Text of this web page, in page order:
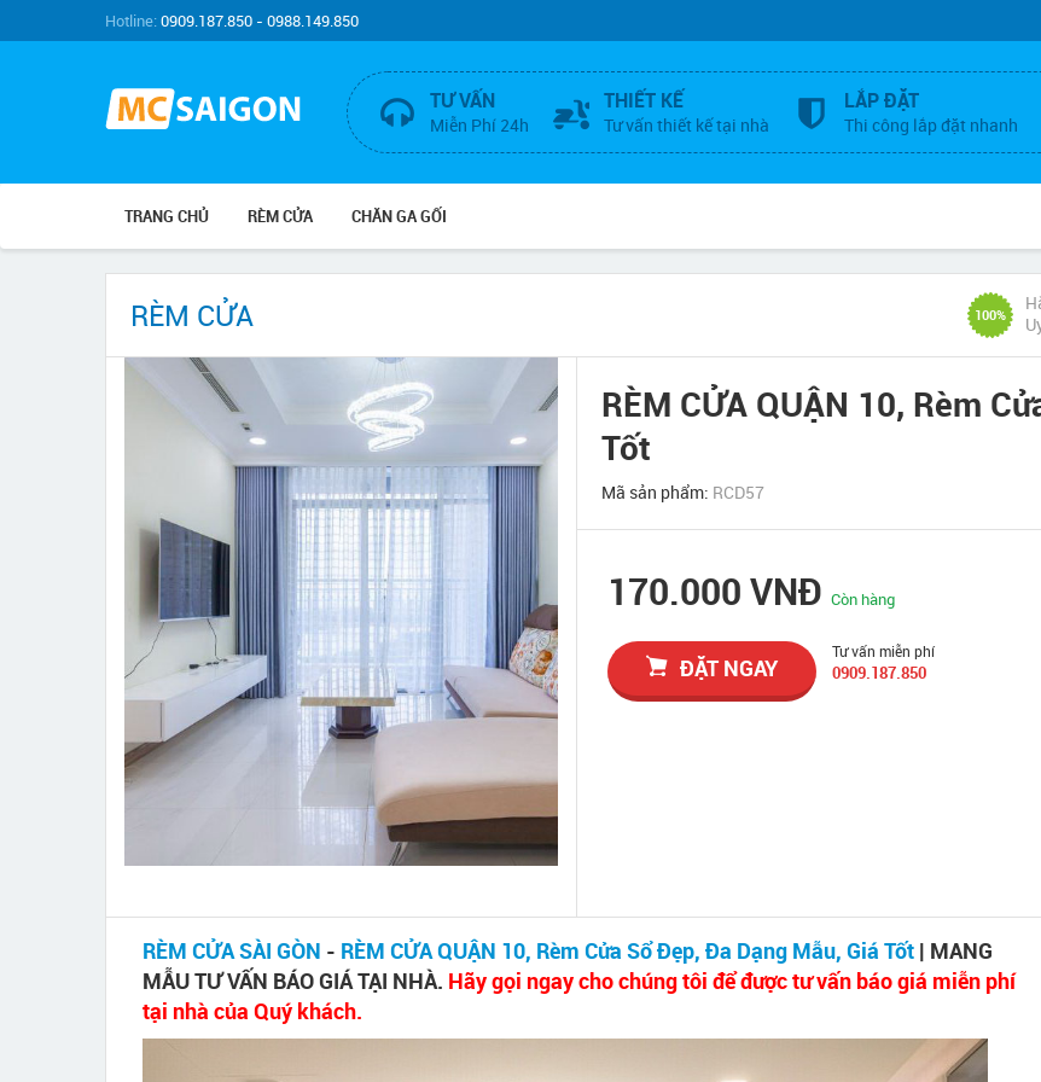
Hotline:0909.187.850 - 0988.149.850
TƯ VẤN
Miễn Phí 24h
THIẾT KẾ
Tư vấn thiết kế tại nhà
LẮP ĐẶT
Thi công lắp đặt nhanh
TRANG CHỦ RÈM CỬA CHĂN GA GỐI
RÈM CỬA 100%
RÈM CỬA QUẬN 10, Rèm
Tốt
Mã sản phẩm: RCD57
170.000 VNĐCòn hàng
ĐẶT NGAY
Tư vấn miễn phí
0909.187.850
RÈM CỬA SÀI GÒN - RÈM CỬA QUẬN 10, Rèm Cửa Sổ Đẹp, Đa Dạng Mẫu, Giá Tốt | MANG
MẪU TƯ VẤN BÁO GIÁ TẠI NHÀ. Hãy gọi ngay cho chúng tôi để được tư vấn báo giá miễn phí
tại nhà của Quý khách.